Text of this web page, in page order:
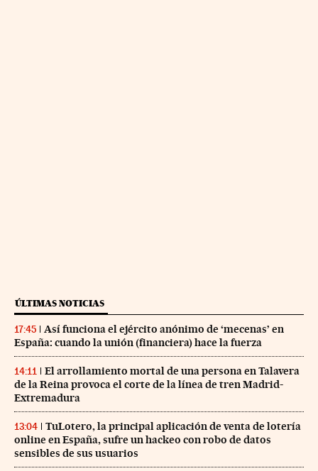
ÚLTIMAS NOTICIAS
17:45
Así funciona el ejército anónimo de ‘mecenas’ en
España: cuando la unión (financiera) hace la fuerza
14:11
El arrollamiento mortal de una persona en Talavera
de la Reina provoca el corte de la línea de tren Madrid-
Extremadura
13:04
TuLotero, la principal aplicación de venta de lotería
online en España, sufre un hackeo con robo de datos
sensibles de sus usuarios